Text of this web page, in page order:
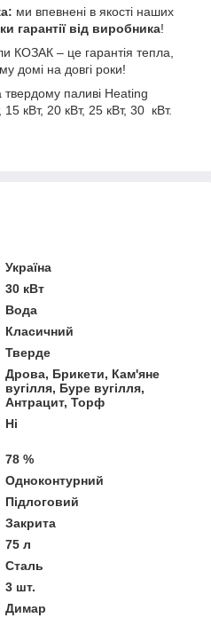
ми впевнені в якості наших
гарантії від виробника!
КОЗАК – це гарантія тепла,
домі на довгі роки!
твердому паливі Heating
кВт, 20 кВт, 25 кВт, 30 кВт.
Україна
30 кВт
Вода
Класичний
Тверде
Дрова, Брикети, Кам'яне
вугілля, Буре вугілля,
Антрацит, Торф
Ні
78 %
Одноконтурний
Підлоговий
Закрита
75 л
Сталь
3 шт.
Димар